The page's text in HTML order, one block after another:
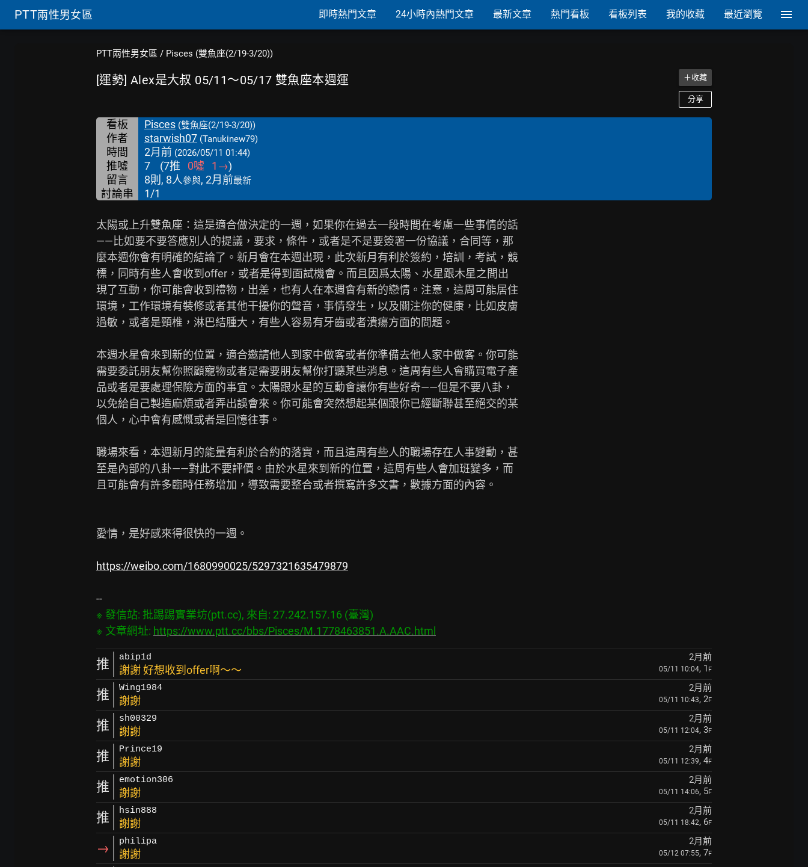
PTT兩性男女區 即時熱門文章 24小時內熱門文章 最新文章 熱門看板 看板列表 我的收藏 最近瀏覽
PTT兩性男女區 / Pisces (雙魚座(2/19-3/20))
[運勢] Alex是大叔 05/11～05/17 雙魚座本週運 ＋收藏
分享
看板 Pisces (雙魚座(2/19-3/20))
作者 starwish07 (Tanukinew79)
時間 2月前 (2026/05/11 01:44)
推噓 7 (7推 0噓 1 →)
留言
8則, 8人參與, 2月前最新
討論串 1/1
太陽或上升雙魚座：這是適合做決定的一週，如果你在過去一段時間在考慮一些事情的話
——比如要不要答應別人的提議，要求，條件，或者是不是要簽署一份協議，合同等，那
麼本週你會有明確的結論了。新月會在本週出現，此次新月有利於簽約，培訓，考試，競
標，同時有些人會收到offer，或者是得到面試機會。而且因爲太陽、水星跟木星之間出
現了互動，你可能會收到禮物，出差，也有人在本週會有新的戀情。注意，這周可能居住
環境，工作環境有裝修或者其他干擾你的聲音，事情發生，以及關注你的健康，比如皮膚
過敏，或者是頸椎，淋巴結腫大，有些人容易有牙齒或者潰瘍方面的問題。
本週水星會來到新的位置，適合邀請他人到家中做客或者你準備去他人家中做客。你可能
需要委託朋友幫你照顧寵物或者是需要朋友幫你打聽某些消息。這周有些人會購買電子產
品或者是要處理保險方面的事宜。太陽跟水星的互動會讓你有些好奇——但是不要八卦，
以免給自己製造麻煩或者弄出誤會來。你可能會突然想起某個跟你已經斷聯甚至絕交的某
個人，心中會有感慨或者是回憶往事。
職場來看，本週新月的能量有利於合約的落實，而且這周有些人的職場存在人事變動，甚
至是內部的八卦——對此不要評價。由於水星來到新的位置，這周有些人會加班變多，而
且可能會有許多臨時任務增加，導致需要整合或者撰寫許多文書，數據方面的內容。
愛情，是好感來得很快的一週。
https://weibo.com/1680990025/5297321635479879
※ 發信站: 批踢踢實業坊(ptt.cc), 來自: 27.242.157.16 (臺灣)
※ 文章網址: https://www.ptt.cc/bbs/Pisces/M.1778463851.A.AAC.html
推 abip1d 2月前
謝謝 好想收到offer啊～～ 05/11 10:04, 1 F
推 Wing1984 2月前
謝謝 05/11 10:43, 2F
推 sh00329 2月前
謝謝 05/11 12:04, 3F
推 Prince19 2月前
謝謝 05/11 12:39, 4F
推 emotion306 2月前
謝謝 05/11 14:06, 5F
推 hsin888 2月前
謝謝 05/11 18:42, 6F
→ philipa 2月前
謝謝 05/12 07:55, 7F